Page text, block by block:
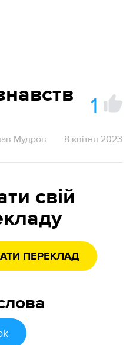
1
Мудров 8 квітня 2023
свій
ПЕРЕКЛАД